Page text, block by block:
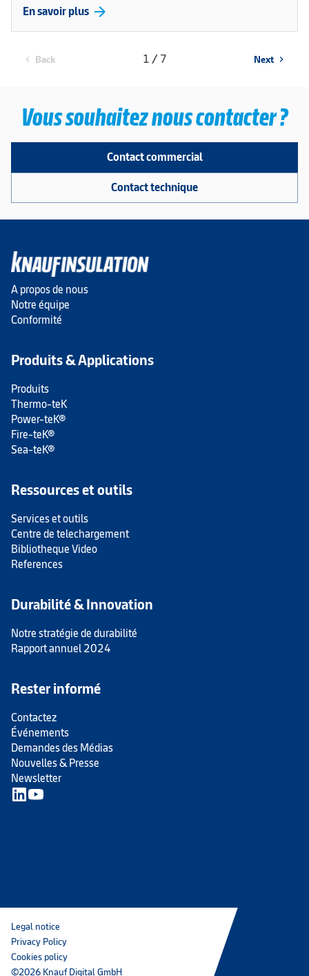
En savoir plus arrow_forward
chevron_left Back 1 / 7 Next chevron_right
Vous souhaitez nous contacter ?
Contact commercial
Contact technique
A propos de nous
Notre équipe
Conformité
Produits & Applications
Produits
Thermo-teK
Power-teK®
Fire-teK®
Sea-teK®
Ressources et outils
Services et outils
Centre de telechargement
Bibliotheque Video
References
Durabilité & Innovation
Notre stratégie de durabilité
Rapport annuel 2024
Rester informé
Contactez
Événements
Demandes des Médias
Nouvelles & Presse
Newsletter
Legal notice
Privacy Policy
Cookies policy
©2026 Knauf Digital GmbH